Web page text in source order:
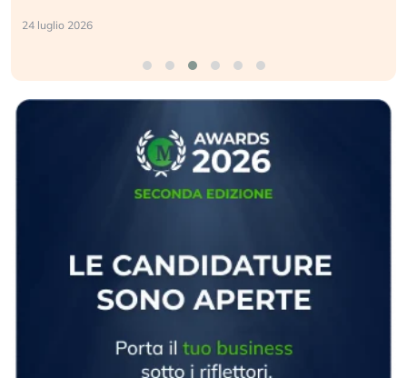
24 luglio 2026